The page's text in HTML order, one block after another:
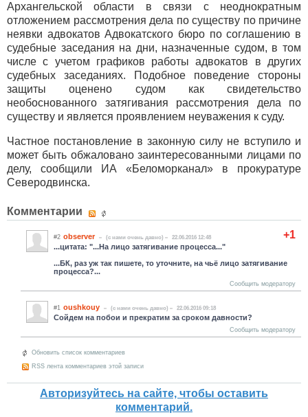
Архангельской области в связи с неоднократным
отложением рассмотрения дела по существу по причине
неявки адвокатов Адвокатского бюро по соглашению в
судебные заседания на дни, назначенные судом, в том
числе с учетом графиков работы адвокатов в других
судебных заседаниях. Подобное поведение стороны
защиты оценено судом как свидетельство
необоснованного затягивания рассмотрения дела по
существу и является проявлением неуважения к суду.
Частное постановление в законную силу не вступило и
может быть обжаловано заинтересованными лицами по
делу, сообщили ИА «Беломорканал» в прокуратуре
Северодвинска.
Комментарии
+1
#2 observer (c нами очень давно) 22.06.2016 12:48
...цитата: "...На лицо затягивание процесса..."
...БК, раз уж так пишете, то уточните, на чьё лицо затягивание
процесса?...
Сообщить модератору
#1 oushkouy (c нами очень давно) 22.06.2016 09:18
Сойдем на побои и прекратим за сроком давности?
Сообщить модератору
Обновить список комментариев
RSS лента комментариев этой записи
Авторизуйтесь на сайте, чтобы оставить
комментарий.